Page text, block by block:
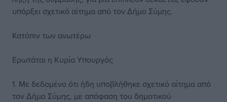
υπάρξει σχετικό αίτημα από τον Δήμο Σύμης.
Κατόπιν των ανωτέρω
Ερωτάται η Κυρία Υπουργός
1. Με δεδομένο ότι ήδη υποβλήθηκε σχετικό αίτημα από
τον Δήμο Σύμης, με απόφαση του δημοτικού